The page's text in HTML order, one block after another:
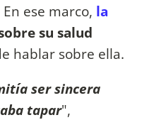
ese marco, la
su salud
hablar sobre ella.
ser sincera
tapar",